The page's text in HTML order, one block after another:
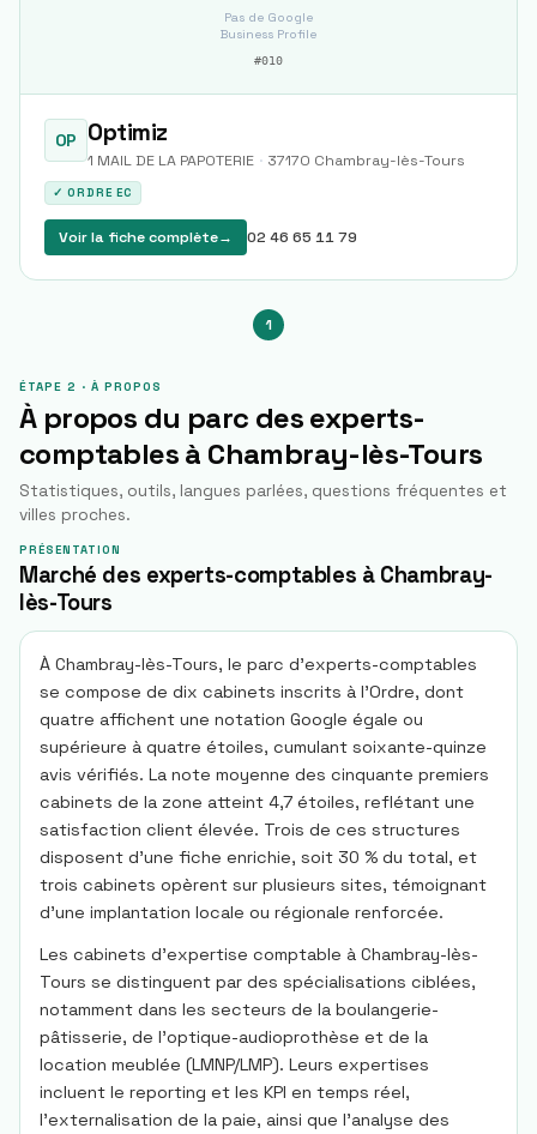
Pas de Google
Business Profile
#010
OP Optimiz
1 MAIL DE LA PAPOTERIE · 37170 Chambray-lès-Tours
✓ ORDRE EC
Voir la fiche complète→ 02 46 65 11 79
1
ÉTAPE 2 · À PROPOS
À propos du parc des experts-
comptables à Chambray-lès-Tours
Statistiques, outils, langues parlées, questions fréquentes et
villes proches.
PRÉSENTATION
Marché des experts-comptables à Chambray-
lès-Tours
À Chambray-lès-Tours, le parc d’experts-comptables
se compose de dix cabinets inscrits à l’Ordre, dont
quatre affichent une notation Google égale ou
supérieure à quatre étoiles, cumulant soixante-quinze
avis vérifiés. La note moyenne des cinquante premiers
cabinets de la zone atteint 4,7 étoiles, reflétant une
satisfaction client élevée. Trois de ces structures
disposent d’une fiche enrichie, soit 30 % du total, et
trois cabinets opèrent sur plusieurs sites, témoignant
d’une implantation locale ou régionale renforcée.
Les cabinets d’expertise comptable à Chambray-lès-
Tours se distinguent par des spécialisations ciblées,
notamment dans les secteurs de la boulangerie-
pâtisserie, de l’optique-audioprothèse et de la
location meublée (LMNP/LMP). Leurs expertises
incluent le reporting et les KPI en temps réel,
l’externalisation de la paie, ainsi que l’analyse des